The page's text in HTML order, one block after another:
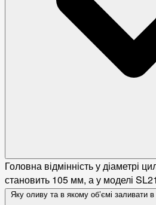
Головна відмінність у діаметрі
становить 105 мм, а у моделі
Яку оливу та в якому об’ємі заливати в